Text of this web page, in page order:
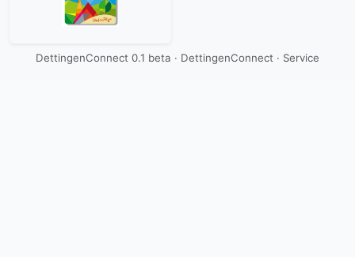
DettingenConnect 0.1 beta · DettingenConnect · Service